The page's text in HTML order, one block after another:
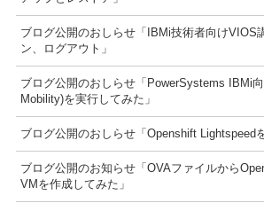
ブログ公開のおしらせ「IBMi技術者向けVIOS
ン、ログアウト」
ブログ公開のおしらせ「PowerSystems IBMi
Mobility)を実行してみた」
ブログ公開のおしらせ「Openshift Lightspeed
ブログ公開のお知らせ「OVAファイルから
VMを作成してみた」